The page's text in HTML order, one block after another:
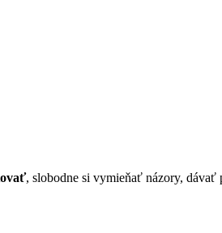
, slobodne si vymieňať názory, dávať